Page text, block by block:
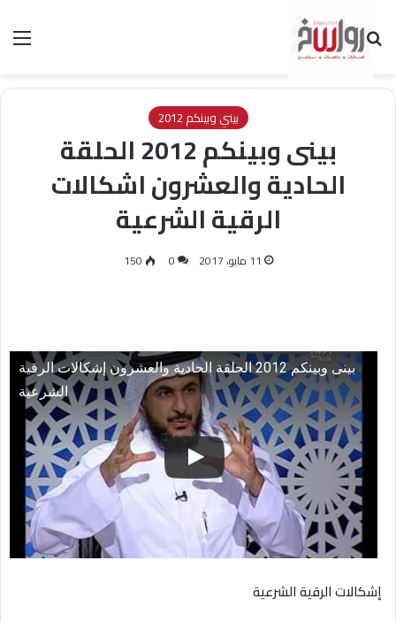
بحث عن
بيني وبينكم 2012
بينى وبينكم 2012 الحلقة
الحادية والعشرون اشكالات
الرقية الشرعية
11 مايو، 2017 0
150
بينى وبينكم 2012 الحلقة الحادية والعشرون إشكالات الرقية
الشرعية
إشكالات الرقية الشرعية